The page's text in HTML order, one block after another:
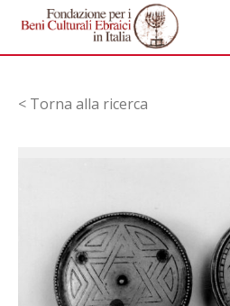
< Torna alla ricerca